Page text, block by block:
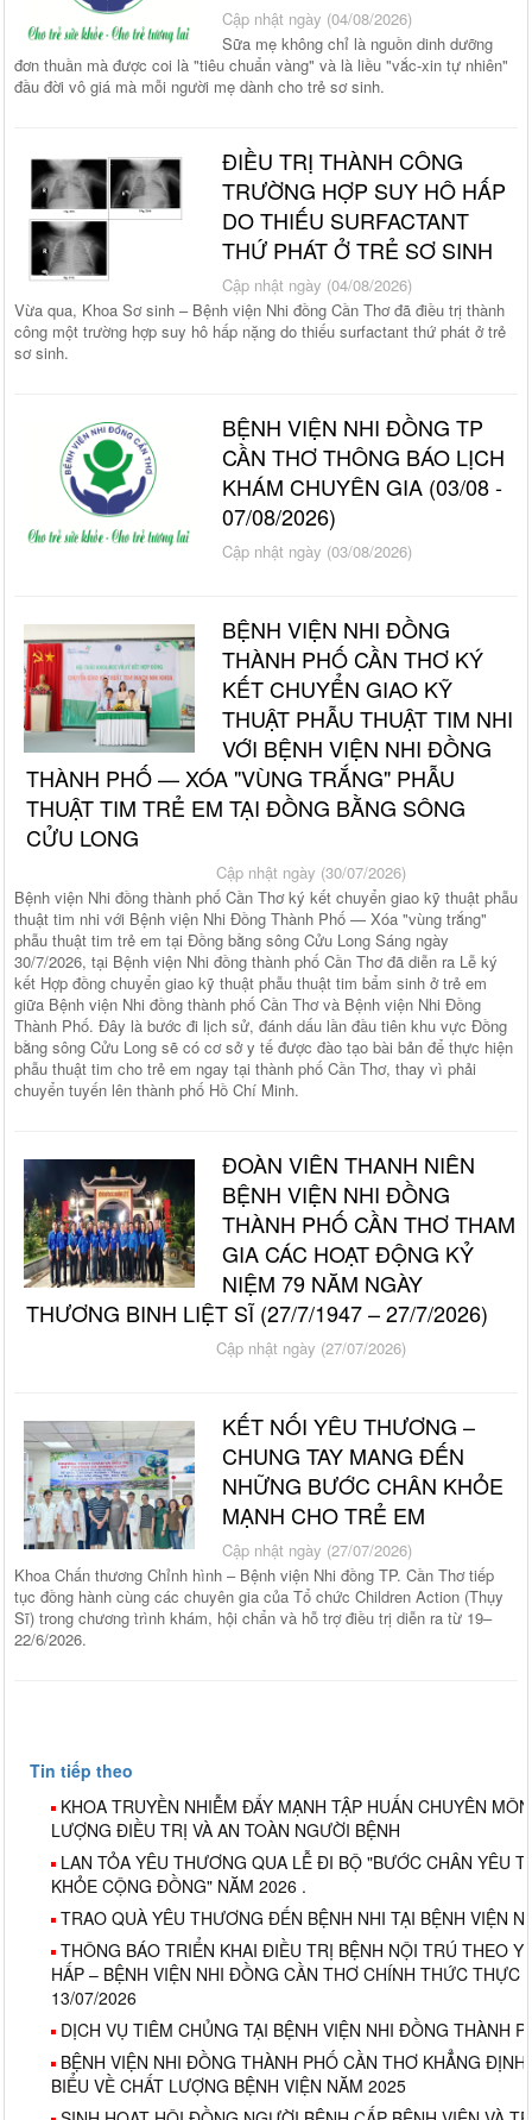
Cập nhật ngày (04/08/2026)
Sữa mẹ không chỉ là nguồn dinh dưỡng
đơn thuần mà được coi là "tiêu chuẩn vàng" và là liều "vắc-xin tự nhiên"
đầu đời vô giá mà mỗi người mẹ dành cho trẻ sơ sinh.
ĐIỀU TRỊ THÀNH CÔNG
TRƯỜNG HỢP SUY HÔ HẤP
DO THIẾU SURFACTANT
THỨ PHÁT Ở TRẺ SƠ SINH
Cập nhật ngày (04/08/2026)
Vừa qua, Khoa Sơ sinh – Bệnh viện Nhi đồng Cần Thơ đã điều trị thành
công một trường hợp suy hô hấp nặng do thiếu surfactant thứ phát ở trẻ
sơ sinh.
BỆNH VIỆN NHI ĐỒNG TP
CẦN THƠ THÔNG BÁO LỊCH
KHÁM CHUYÊN GIA (03/08 -
07/08/2026)
Cập nhật ngày (03/08/2026)
BỆNH VIỆN NHI ĐỒNG
THÀNH PHỐ CẦN THƠ KÝ
KẾT CHUYỂN GIAO KỸ
THUẬT PHẪU THUẬT TIM NHI
VỚI BỆNH VIỆN NHI ĐỒNG
THÀNH PHỐ — XÓA "VÙNG TRẮNG" PHẪU
THUẬT TIM TRẺ EM TẠI ĐỒNG BẰNG SÔNG
CỬU LONG
Cập nhật ngày (30/07/2026)
Bệnh viện Nhi đồng thành phố Cần Thơ ký kết chuyển giao kỹ thuật phẫu
thuật tim nhi với Bệnh viện Nhi Đồng Thành Phố — Xóa "vùng trắng"
phẫu thuật tim trẻ em tại Đồng bằng sông Cửu Long Sáng ngày
30/7/2026, tại Bệnh viện Nhi đồng thành phố Cần Thơ đã diễn ra Lễ ký
kết Hợp đồng chuyển giao kỹ thuật phẫu thuật tim bẩm sinh ở trẻ em
giữa Bệnh viện Nhi đồng thành phố Cần Thơ và Bệnh viện Nhi Đồng
Thành Phố. Đây là bước đi lịch sử, đánh dấu lần đầu tiên khu vực Đồng
bằng sông Cửu Long sẽ có cơ sở y tế được đào tạo bài bản để thực hiện
phẫu thuật tim cho trẻ em ngay tại thành phố Cần Thơ, thay vì phải
chuyển tuyến lên thành phố Hồ Chí Minh.
ĐOÀN VIÊN THANH NIÊN
BỆNH VIỆN NHI ĐỒNG
THÀNH PHỐ CẦN THƠ THAM
GIA CÁC HOẠT ĐỘNG KỶ
NIỆM 79 NĂM NGÀY
THƯƠNG BINH LIỆT SĨ (27/7/1947 – 27/7/2026)
Cập nhật ngày (27/07/2026)
KẾT NỐI YÊU THƯƠNG –
CHUNG TAY MANG ĐẾN
NHỮNG BƯỚC CHÂN KHỎE
MẠNH CHO TRẺ EM
Cập nhật ngày (27/07/2026)
Khoa Chấn thương Chỉnh hình – Bệnh viện Nhi đồng TP. Cần Thơ tiếp
tục đồng hành cùng các chuyên gia của Tổ chức Children Action (Thụy
Sĩ) trong chương trình khám, hội chẩn và hỗ trợ điều trị diễn ra từ 19–
22/6/2026.
Tin tiếp theo
KHOA TRUYỀN NHIỄM ĐẨY MẠNH TẬP HUẤN CHUYÊN
LƯỢNG ĐIỀU TRỊ VÀ AN TOÀN NGƯỜI BỆNH
LAN TỎA YÊU THƯƠNG QUA LỄ ĐI BỘ "BƯỚC CHÂN YÊU
KHỎE CỘNG ĐỒNG" NĂM 2026 .
TRAO QUÀ YÊU THƯƠNG ĐẾN BỆNH NHI TẠI BỆNH VIỆN
THÔNG BÁO TRIỂN KHAI ĐIỀU TRỊ BỆNH NỘI TRÚ THEO
HẤP – BỆNH VIỆN NHI ĐỒNG CẦN THƠ CHÍNH THỨC THỰC
13/07/2026
DỊCH VỤ TIÊM CHỦNG TẠI BỆNH VIỆN NHI ĐỒNG THÀNH
BỆNH VIỆN NHI ĐỒNG THÀNH PHỐ CẦN THƠ KHẲNG
BIỂU VỀ CHẤT LƯỢNG BỆNH VIỆN NĂM 2025